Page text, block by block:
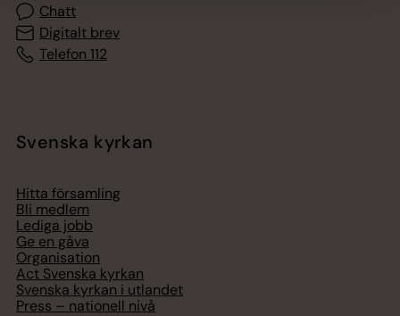
Chatt
Digitalt brev
Telefon 112
Svenska kyrkan
Hitta församling
Bli medlem
Lediga jobb
Ge en gåva
Organisation
Act Svenska kyrkan
Svenska kyrkan i utlandet
Press – nationell nivå